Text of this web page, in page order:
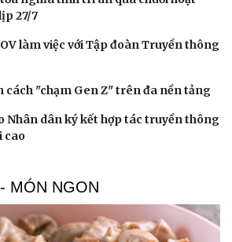
27/7
làm việc với Tập đoàn Truyền thông
cách "chạm Gen Z" trên đa nền tảng
Nhân dân ký kết hợp tác truyền thông
cao
MÓN NGON